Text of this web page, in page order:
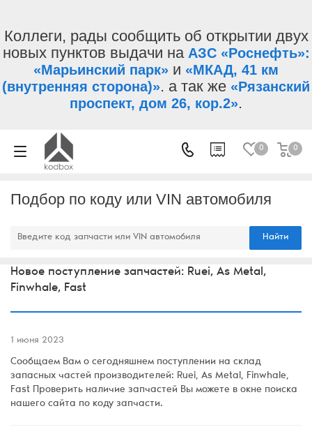
Коллеги, рады сообщить об открытии двух
новых пунктов выдачи на АЗС «Роснефть»:
«Марьинский парк» и «МКАД, 41 км
(внутренняя сторона)». а так же «Рязанский
проспект, дом 26, кор.2».
0 0
Подбор по коду или VIN автомобиля
Найти
Новое поступление запчастей: Ruei, As Metal,
Finwhale, Fast
1 июня 2023
Сообщаем Вам о сегодняшнем поступлении на склад
запасных частей производителей: Ruei, As Metal, Finwhale,
Fast Проверить наличие запчастей Вы можете в окне поиска
нашего сайта по коду запчасти.